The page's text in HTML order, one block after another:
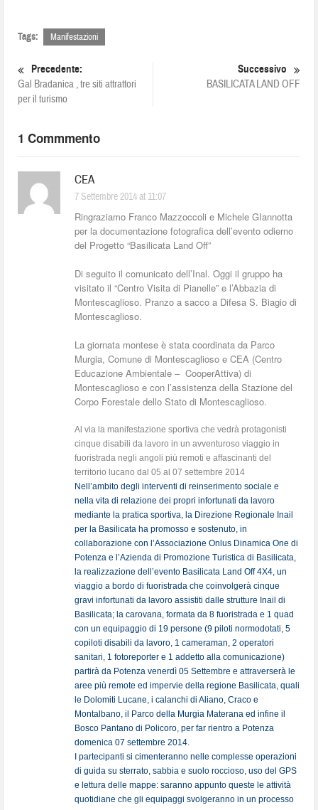
Tags: Manifestazioni
Precedente:
Gal Bradanica , tre siti attrattori
per il turismo
Successivo
BASILICATA LAND OFF
1 Commmento
CEA
7 Settembre 2014 at 11:07
Ringraziamo Franco Mazzoccoli e Michele GIannotta
per la documentazione fotografica dell’evento odierno
del Progetto “Basilicata Land Off”
Di seguito il comunicato dell’Inal. Oggi il gruppo ha
visitato il “Centro Visita di Pianelle” e l’Abbazia di
Montescaglioso. Pranzo a sacco a Difesa S. Biagio di
Montescaglioso.
La giornata montese è stata coordinata da Parco
Murgia, Comune di Montescaglioso e CEA (Centro
Educazione Ambientale – CooperAttiva) di
Montescaglioso e con l’assistenza della Stazione del
Corpo Forestale dello Stato di Montescaglioso.
Al via la manifestazione sportiva che vedrà protagonisti
cinque disabili da lavoro in un avventuroso viaggio in
fuoristrada negli angoli più remoti e affascinanti del
territorio lucano dal 05 al 07 settembre 2014
Nell’ambito degli interventi di reinserimento sociale e
nella vita di relazione dei propri infortunati da lavoro
mediante la pratica sportiva, la Direzione Regionale Inail
per la Basilicata ha promosso e sostenuto, in
collaborazione con l’Associazione Onlus Dinamica One di
Potenza e l’Azienda di Promozione Turistica di Basilicata,
la realizzazione dell’evento Basilicata Land Off 4X4, un
viaggio a bordo di fuoristrada che coinvolgerà cinque
gravi infortunati da lavoro assistiti dalle strutture Inail di
Basilicata; la carovana, formata da 8 fuoristrada e 1 quad
con un equipaggio di 19 persone (9 piloti normodotati, 5
copiloti disabili da lavoro, 1 cameraman, 2 operatori
sanitari, 1 fotoreporter e 1 addetto alla comunicazione)
partirà da Potenza venerdì 05 Settembre e attraverserà le
aree più remote ed impervie della regione Basilicata, quali
le Dolomiti Lucane, i calanchi di Aliano, Craco e
Montalbano, il Parco della Murgia Materana ed infine il
Bosco Pantano di Policoro, per far rientro a Potenza
domenica 07 settembre 2014.
I partecipanti si cimenteranno nelle complesse operazioni
di guida su sterrato, sabbia e suolo roccioso, uso del GPS
e lettura delle mappe: saranno appunto queste le attività
quotidiane che gli equipaggi svolgeranno in un processo